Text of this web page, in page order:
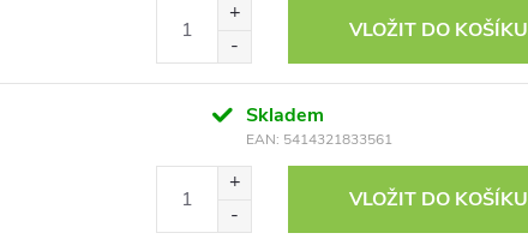
VLOŽIT DO KOŠÍKU
Skladem
EAN: 5414321833561
VLOŽIT DO KOŠÍKU